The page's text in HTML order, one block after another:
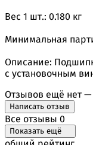
Вес 1 шт.: 0.180 кг
Минимальная
Описание:
с установочным
Отзывов ещё нет
Написать отзыв
Все отзывы 0
Показать ещё